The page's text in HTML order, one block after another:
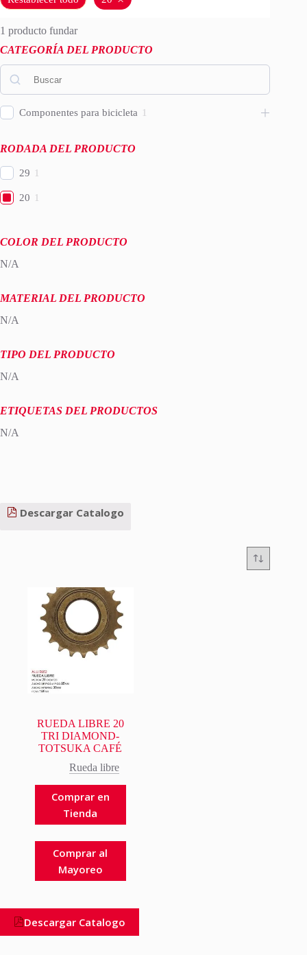
Descargar Catalogo
RUEDA LIBRE 20
TRI DIAMOND-
TOTSUKA CAFÉ
Rueda libre
Comprar en
Tienda
Comprar al
Mayoreo
Descargar Catalogo
1 producto fundar
CATEGORÍA DEL PRODUCTO
Componentes para bicicleta 1
RODADA DEL PRODUCTO
29 1
20 1
COLOR DEL PRODUCTO
N/A
MATERIAL DEL PRODUCTO
N/A
TIPO DEL PRODUCTO
N/A
ETIQUETAS DEL PRODUCTOS
N/A